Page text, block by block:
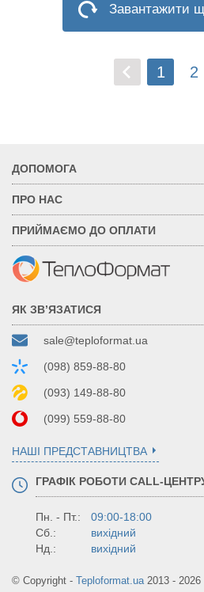
Завантажити
1 2
ДОПОМОГА
ПРО НАС
ПРИЙМАЄМО ДО ОПЛАТИ
ЯК ЗВ’ЯЗАТИСЯ
sale@teploformat.ua
(098) 859-88-80
(093) 149-88-80
(099) 559-88-80
НАШІ ПРЕДСТАВНИЦТВА
ГРАФІК РОБОТИ CALL-
Пн. - Пт.:
09:00-18:00
Сб.:
вихідний
Нд.:
вихідний
© Copyright - Teploformat.ua 2013 - 2026